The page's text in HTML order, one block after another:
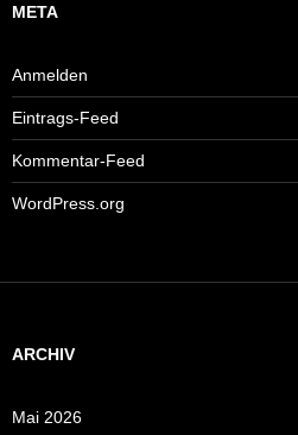
META
Anmelden
Eintrags-Feed
Kommentar-Feed
WordPress.org
ARCHIV
Mai 2026